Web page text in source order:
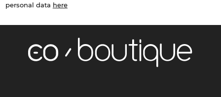
personal data here